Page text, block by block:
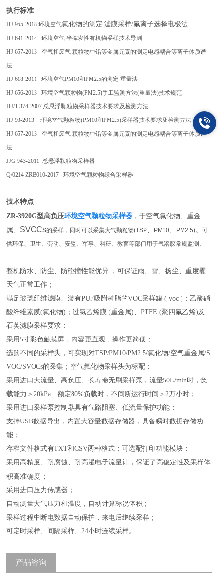
执行标准
HJ 955-2018 环境空气氟化物的测定 滤膜采样/氟离子选择电极法
HJ 691-2014 环境空气 半挥发性有机物采样技术导则
HJ 657-2013 空气和废气 颗粒物中铅等金属元素的测定电感耦合等离子体质谱
法
HJ 618-2011 环境空气PM10和PM2.5的测定 重量法
HJ 656-2013 环境空气颗粒物(PM2.5)手工监测方法(重量法)技术规范
HJ/T 374-2007 总悬浮颗粒物采样器技术要求及检测方法
HJ 93-2013 环境空气颗粒物(PM10和PM2.5)采样器技术要求及检测方法
HJ 657-2013 空气和废气 颗粒物中铅等金属元素的测定电感耦合等离子体质谱
法
JJG 943-2011 总悬浮颗粒物采样器
Q/0214 ZRB010-2017 环境空气颗粒物综合采样器
技术特点
ZR-3920G型高负压环境空气颗粒物采样器 ，于空气氟化物、重金
属、 SVOCs的采样，同时可以采集大气颗粒物(TSP、 PM10、 PM2.5)。可
供环保、卫生、劳动、安监、军事、科研、教育等部门用于气溶胶常规监测。
整机防水、防尘、防碰撞性能优异
，可保证雨、雪、扬尘、重度霾
天气正常工作；
满足玻璃纤维滤膜、装有PUF吸附树脂的VOC采样罐 ( voc ) ；乙酸硝
酸纤维素膜(氟化物) ；过氯乙烯膜 (重金属)、PTFE (聚四氟乙烯)及
石英滤膜采样要求；
采用5寸彩色触摸屏，内容更直观，操作更简便；
选购不同的采样头，可实现对TSP/PM10/PM2.5/氟化物/空气重金属/S
VOC/SVOCs的采集；空气氟化物采样头为标配；
采用进口大流量、高负压、长寿命无刷采样泵，流量50L/min时，负
载能力＞20kPa ；额定80%负载时，不间断运行时间＞2万小时；
采用进口采样泵控制器具有气路阻塞、低流量保护功能；
支持USB数据导出，内置大容量数据存储器，具备瞬时数据存储功
能；
存档文件格式有TXT和CSV两种格式；可选配打印功能模块；
采用高精度、耐腐蚀、耐高湿电子流量计，保证了高稳定性及采样体
积高准确度 ；
采用进口压力传感器；
自动测量大气压力和温度，自动计算标况体积；
采样过程中断电数据自动保护，来电后继续采样；
可定时采样、间隔采样、24小时连续采样。
产品咨询